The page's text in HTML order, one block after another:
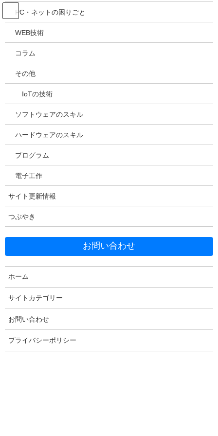
コ
テ
ツ
ス
ッ
ナ
ゲ
シ
ン
移
吉川万能ＩＴ研究所
メディア
HOME
2021年8月10日
20210810151033
Facebook
Threads
PC・ネットの困りごと
WEB技術
コラム
その他
IoTの技術
ソフトウェアのスキル
ハードウェアのスキル
プログラム
電子工作
サイト更新情報
つぶやき
お問い合わせ
ホーム
サイトカテゴリー
お問い合わせ
プライバシーポリシー